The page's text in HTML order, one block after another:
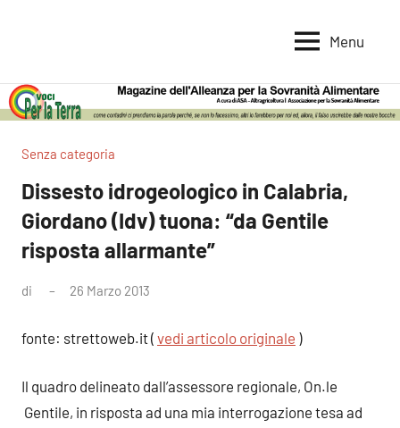
per
la
Terra
per
la
Alimentare
Menu
Senza categoria
Dissesto idrogeologico in Calabria,
Giordano (Idv) tuona: “da Gentile
risposta allarmante”
di 26 Marzo 2013
fonte: strettoweb.it ( vedi articolo originale )
Il quadro delineato dall’assessore regionale, On.le
Gentile, in risposta ad una mia interrogazione tesa ad